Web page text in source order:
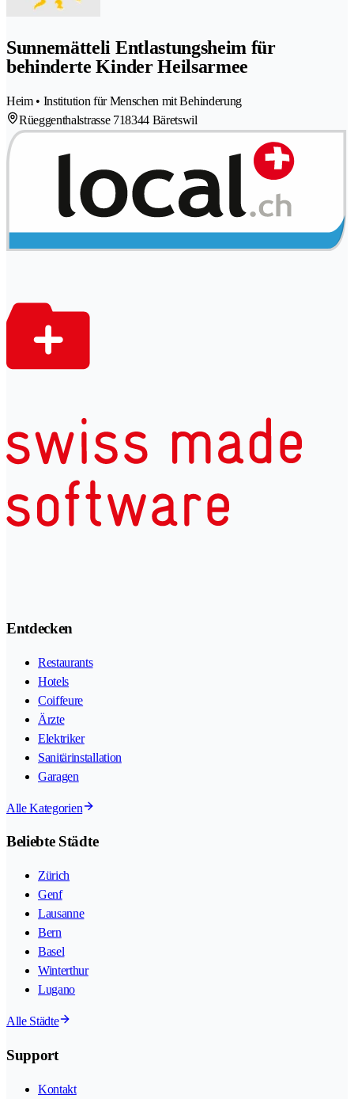
Sunnemätteli Entlastungsheim für
behinderte Kinder Heilsarmee
Heim • Institution für Menschen mit Behinderung
Rüeggenthalstrasse 718344 Bäretswil
Entdecken
Restaurants
Hotels
Coiffeure
Ärzte
Elektriker
Sanitärinstallation
Garagen
Alle Kategorien
Beliebte Städte
Zürich
Genf
Lausanne
Bern
Basel
Winterthur
Lugano
Alle Städte
Support
Kontakt